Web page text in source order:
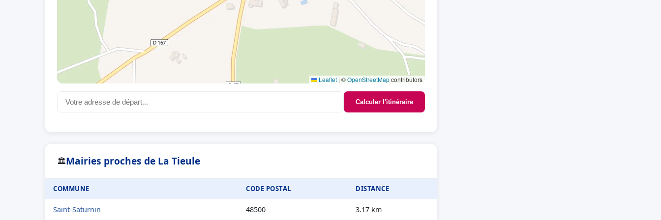
Leaflet | ©OpenStreetMapcontributors
Calculer l'itinéraire
🏛Mairies proches de La Tieule
COMMUNE CODE POSTAL DISTANCE
Saint-Saturnin 48500 3.17 km